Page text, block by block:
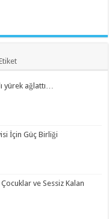
yürek ağlattı…
İçin Güç Birliği
ve Sessiz Kalan